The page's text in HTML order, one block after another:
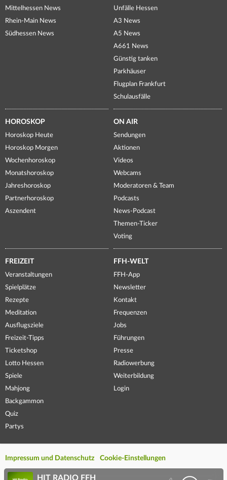
Mittelhessen News
Rhein-Main News
Südhessen News
Unfälle Hessen
A3 News
A5 News
A661 News
Günstig tanken
Parkhäuser
Flugplan Frankfurt
Schulausfälle
HOROSKOP
Horoskop Heute
Horoskop Morgen
Wochenhoroskop
Monatshoroskop
Jahreshoroskop
Partnerhoroskop
Aszendent
ON AIR
Sendungen
Aktionen
Videos
Webcams
Moderatoren & Team
Podcasts
News-Podcast
Themen-Ticker
Voting
FREIZEIT
Veranstaltungen
Spielplätze
Rezepte
Meditation
Ausflugsziele
Freizeit-Tipps
Ticketshop
Lotto Hessen
Spiele
Mahjong
Backgammon
Quiz
Partys
FFH-WELT
FFH-App
Newsletter
Kontakt
Frequenzen
Jobs
Führungen
Presse
Radiowerbung
Weiterbildung
Login
Impressum und Datenschutz Cookie-Einstellungen
HIT RADIO FFH